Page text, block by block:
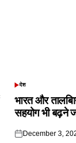
POSTED
देश
भारत और
सहयोग भी बढ़ने
Posted
December 3,